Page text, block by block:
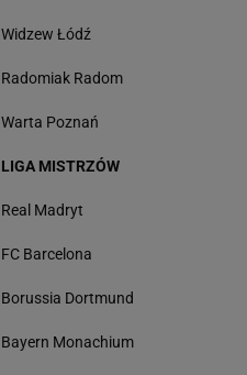
Widzew Łódź
Radomiak Radom
Warta Poznań
LIGA MISTRZÓW
Real Madryt
FC Barcelona
Borussia Dortmund
Bayern Monachium